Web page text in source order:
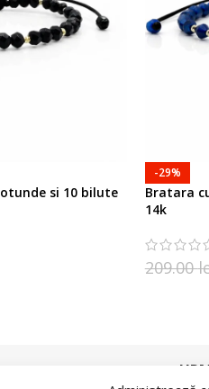
si 10 bilute
-29%
Bratara
14k
209.00